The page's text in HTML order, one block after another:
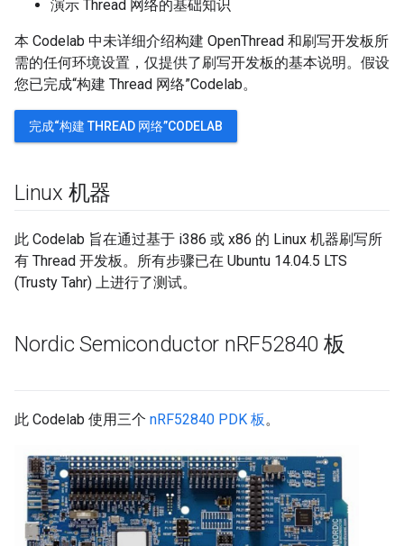
演示 Thread 网络的基础知识
本 Codelab 中未详细介绍构建 OpenThread 和刷写开发板所
需的任何环境设置，仅提供了刷写开发板的基本说明。假设
您已完成“构建 Thread 网络”Codelab。
完成“构建 THREAD 网络”CODELAB
Linux 机器
此 Codelab 旨在通过基于 i386 或 x86 的 Linux 机器刷写所
有 Thread 开发板。所有步骤已在 Ubuntu 14.04.5 LTS
(Trusty Tahr) 上进行了测试。
Nordic Semiconductor nRF52840 板
此 Codelab 使用三个 nRF52840 PDK 板。